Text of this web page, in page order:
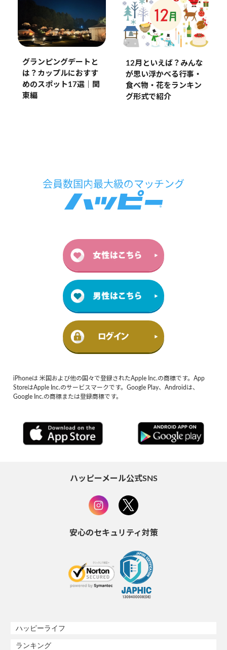
グランピングデートと
は？カップルにおすす
めのスポット17選｜関
東編
12月といえば？みんな
が思い浮かべる行事・
食べ物・花をランキン
グ形式で紹介
iPhoneは 米国および他の国々で登録されたApple Inc.の商標です。App
StoreはApple Inc.のサービスマークです。Google Play、Androidは、
Google Inc.の商標または登録商標です。
ハッピーメール公式SNS
安心のセキュリティ対策
ハッピーライフ
ランキング